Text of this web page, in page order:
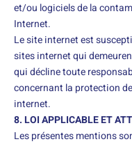
et/ou logiciels de la
Internet.
Le site internet est
sites internet qui
qui décline toute
concernant la protection
internet.
8. LOI APPLICABLE ET
Les présentes mentions